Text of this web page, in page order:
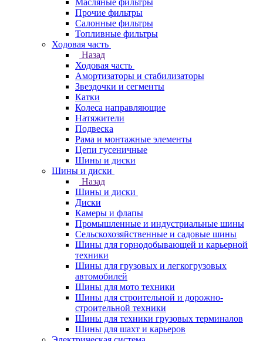
Масляные фильтры
Прочие фильтры
Салонные фильтры
Топливные фильтры
Ходовая часть
Назад
Ходовая часть
Амортизаторы и стабилизаторы
Звездочки и сегменты
Катки
Колеса направляющие
Натяжители
Подвеска
Рама и монтажные элементы
Цепи гусеничные
Шины и диски
Шины и диски
Назад
Шины и диски
Диски
Камеры и флапы
Промышленные и индустриальные шины
Сельскохозяйственные и садовые шины
Шины для горнодобывающей и карьерной
техники
Шины для грузовых и легкогрузовых
автомобилей
Шины для мото техники
Шины для строительной и дорожно-
строительной техники
Шины для техники грузовых терминалов
Шины для шахт и карьеров